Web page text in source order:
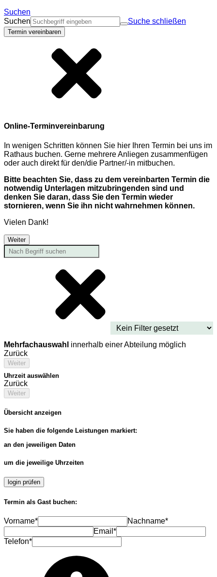
Suchen
Suchen
Suche schließen
Termin vereinbaren
Online-Terminvereinbarung
In wenigen Schritten können Sie hier Ihren Termin bei uns im
Rathaus buchen. Gerne mehrere Anliegen zusammenfügen
oder auch direkt für den/die Partner/-in mitbuchen.
Bitte beachten Sie, dass zu dem vereinbarten Termin die
notwendig Unterlagen mitzubringenden sind und
denken Sie daran, dass Sie den Termin wieder
stornieren, wenn Sie ihn nicht wahrnehmen können.
Vielen Dank!
Weiter
Mehrfachauswahl innerhalb einer Abteilung möglich
Zurück
Weiter
Uhrzeit auswählen
Zurück
Weiter
Übersicht anzeigen
Sie haben die folgende Leistungen markiert:
an den jeweiligen Daten
um die jeweilige Uhrzeiten
login prüfen
Termin als Gast buchen:
Vorname*
Nachname*
Email*
Telefon*